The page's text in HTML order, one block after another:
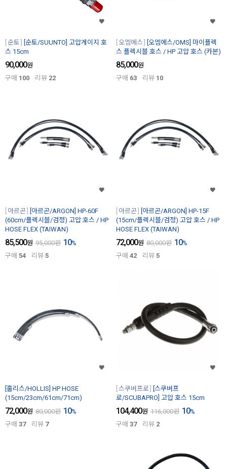
순토
[순토/SUUNTO] 고압게이지 호
스 15cm
90,000원
구매 100 리뷰 22
오엠에스
[오엠에스/OMS] 마이플렉
스 플렉시블 호스 / HP 고압 호스 (카본)
85,000원
구매 63 리뷰 10
아르곤
[아르곤/ARGON] HP-60F
(60cm/플렉시블/검정) 고압 호스 / HP
HOSE FLEX (TAIWAN)
85,500원 95,000원 10%
구매 54 리뷰 5
아르곤
[아르곤/ARGON] HP-15F
(15cm/플렉시블/검정) 고압 호스 / HP
HOSE FLEX (TAIWAN)
72,000원 80,000원 10%
구매 42 리뷰 5
[홀리스/HOLLIS] HP HOSE
(15cm/23cm/61cm/71cm)
72,000원 80,000원 10%
구매 37 리뷰 7
스쿠버프로
[스쿠버프
로/SCUBAPRO] 고압 호스 15cm
104,400원 116,000원 10%
구매 37 리뷰 2